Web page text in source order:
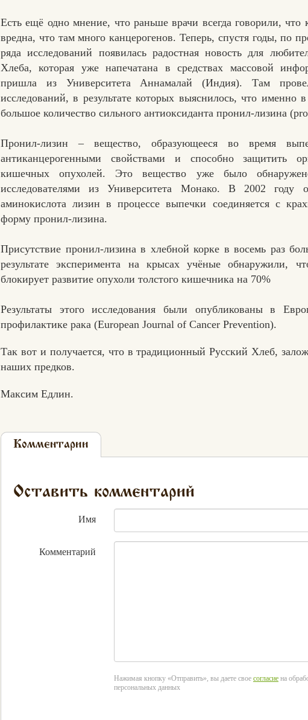
Есть ещё одно мнение, что раньше врачи всегда говорили, что
вредна, что там много канцерогенов. Теперь, спустя годы, по
ряда исследований появилась радостная новость для
Хлеба, которая уже напечатана в средствах массовой
пришла из Университета Аннамалай (Индия). Там
исследований, в результате которых выяснилось, что именно
большое количество сильного антиоксиданта пронил-лизина
Пронил-лизин – вещество, образующееся во время
антиканцерогенными свойствами и способно защитить
кишечных опухолей. Это вещество уже было
исследователями из Университета Монако. В 2002 году
аминокислота лизин в процессе выпечки соединяется с
форму пронил-лизина.
Присутствие пронил-лизина в хлебной корке в восемь раз
результате эксперимента на крысах учёные обнаружили,
блокирует развитие опухоли толстого кишечника на 70%
Результаты этого исследования были опубликованы в
профилактике рака (European Journal of Cancer Prevention).
Так вот и получается, что в традиционный Русский Хлеб,
наших предков.
Максим Едлин.
Комментарии
Оставить комментарий
Имя
Комментарий
Нажимая кнопку «Отправить», вы даете свое согласие на
персональных данных